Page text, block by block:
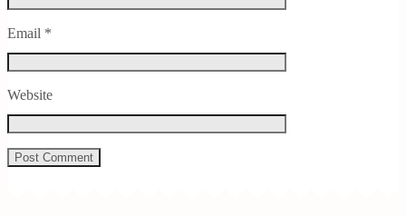
Email *
Website